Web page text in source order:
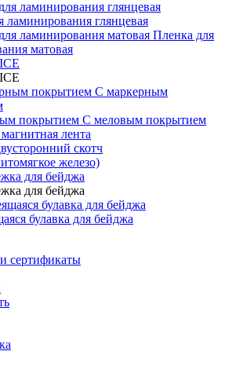
ламинирования глянцевая
Пленка для
матовая
С маркерным
С меловым покрытием
лента
скотч
железо)
для бейджа
для бейджа
булавка для бейджа
сертификаты